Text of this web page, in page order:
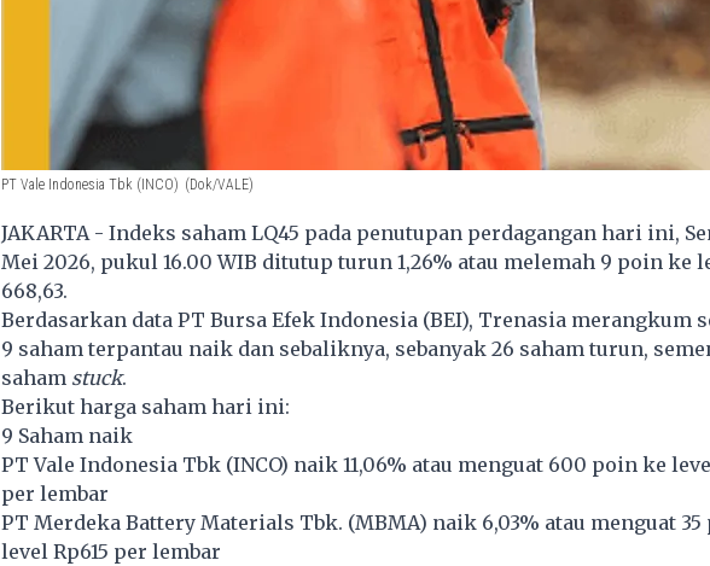
PT Vale Indonesia Tbk (INCO) (Dok/VALE)
JAKARTA - Indeks saham LQ45 pada penutupan perdagangan hari ini,
Mei 2026, pukul 16.00 WIB ditutup turun 1,26% atau melemah 9 poin ke
668,63.
Berdasarkan data PT Bursa Efek Indonesia (BEI), Trenasia merangkum
9 saham terpantau naik dan sebaliknya, sebanyak 26 saham turun,
saham stuck.
Berikut harga saham hari ini:
9 Saham naik
PT Vale Indonesia Tbk (INCO) naik 11,06% atau menguat 600 poin ke
per lembar
PT Merdeka Battery Materials Tbk. (MBMA) naik 6,03% atau menguat
level Rp615 per lembar